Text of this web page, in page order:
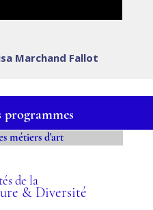
Marchand Fallot
programmes
de la
& Diversité